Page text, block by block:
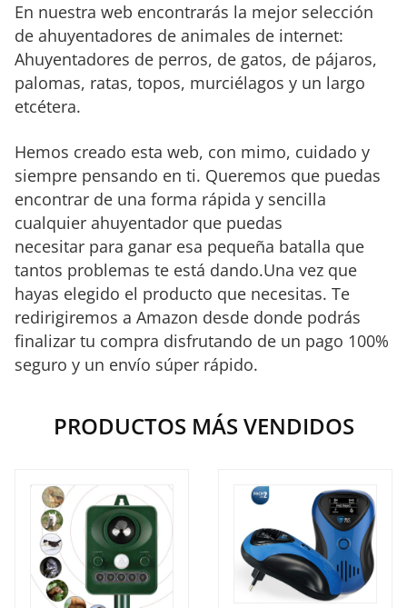
En nuestra web encontrarás la mejor selección
de ahuyentadores de animales de internet:
Ahuyentadores de perros, de gatos, de pájaros,
palomas, ratas, topos, murciélagos y un largo
etcétera.
Hemos creado esta web, con mimo, cuidado y
siempre pensando en ti. Queremos que puedas
encontrar de una forma rápida y sencilla
cualquier ahuyentador que puedas
necesitar para ganar esa pequeña batalla que
tantos problemas te está dando.Una vez que
hayas elegido el producto que necesitas. Te
redirigiremos a Amazon desde donde podrás
finalizar tu compra disfrutando de un pago 100%
seguro y un envío súper rápido.
PRODUCTOS MÁS VENDIDOS